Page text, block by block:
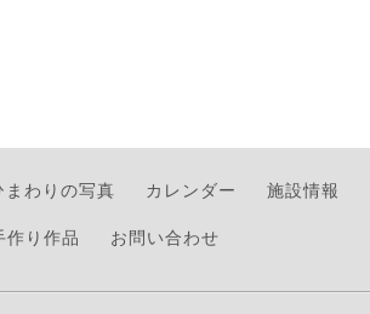
まわりの写真 カレンダー 施設情報
作り作品 お問い合わせ